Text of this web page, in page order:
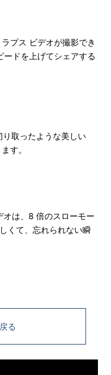
プス ビデオが撮影でき
ードを上げてシェアする
取ったような美しい
す。
は、8 倍のスローモー
くて、忘れられない瞬
る